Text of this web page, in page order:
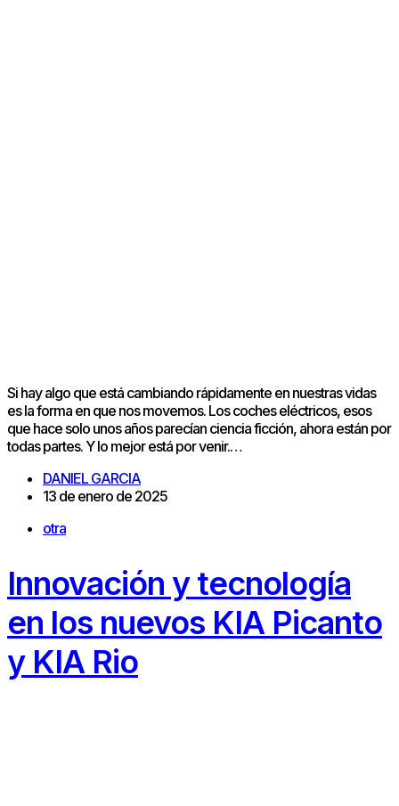
Si hay algo que está cambiando rápidamente en nuestras vidas
es la forma en que nos movemos. Los coches eléctricos, esos
que hace solo unos años parecían ciencia ficción, ahora están por
todas partes. Y lo mejor está por venir.…
DANIEL GARCIA
13 de enero de 2025
otra
Innovación y tecnología
en los nuevos KIA Picanto
y KIA Rio